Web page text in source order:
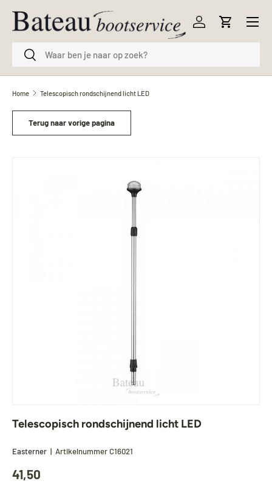
Ga naar inhoud
ZoekenZoeken
Inloggen
Menu
Home Telescopisch rondschijnend licht LED
Terug naar vorige pagina
Telescopisch rondschijnend licht LED
Easterner | ArtikelnummerC16021
41,50